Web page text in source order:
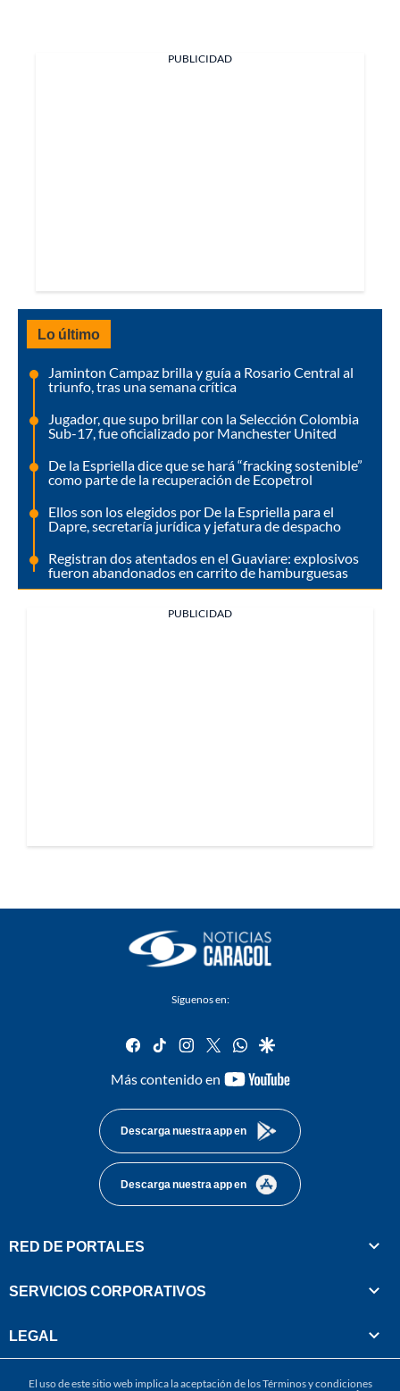
PUBLICIDAD
Lo último
Jaminton Campaz brilla y guía a Rosario Central al
triunfo, tras una semana crítica
Jugador, que supo brillar con la Selección Colombia
Sub-17, fue oficializado por Manchester United
De la Espriella dice que se hará “fracking sostenible”
como parte de la recuperación de Ecopetrol
Ellos son los elegidos por De la Espriella para el
Dapre, secretaría jurídica y jefatura de despacho
Registran dos atentados en el Guaviare: explosivos
fueron abandonados en carrito de hamburguesas
PUBLICIDAD
Síguenos en:
facebook
tiktok instagram
twitterwhatsapp
google
Más contenido en
youtube-
Descarga nuestra app en
Descarga nuestra app en
RED DE PORTALES
SERVICIOS CORPORATIVOS
LEGAL
El uso de este sitio web implica la aceptación de losTérminos y condiciones